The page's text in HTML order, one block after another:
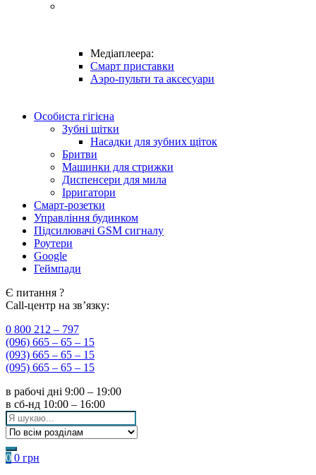
Медіаплеера:
Смарт приставки
Аэро-пульти та аксесуари
Особиста гігієна
Зубні щітки
Насадки для зубних щіток
Бритви
Машинки для стрижки
Диспенсери для мила
Ірригатори
Смарт-розетки
Управління будинком
Підсилювачі GSM сигналу
Роутери
Google
Геймпади
Є питання ?
Call-центр на зв’язку:
0 800 212 – 797
(096) 665 – 65 – 15
(093) 665 – 65 – 15
(095) 665 – 65 – 15
в рабочі дні 9:00 – 19:00
в сб-нд 10:00 – 16:00
Search
for:
0 0 грн